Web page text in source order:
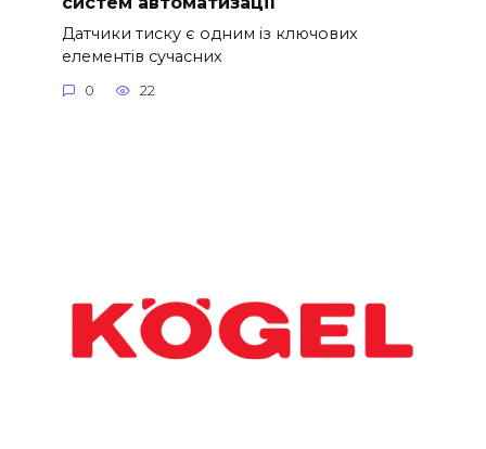
Датчики тиску є одним із ключових
елементів сучасних
0 22